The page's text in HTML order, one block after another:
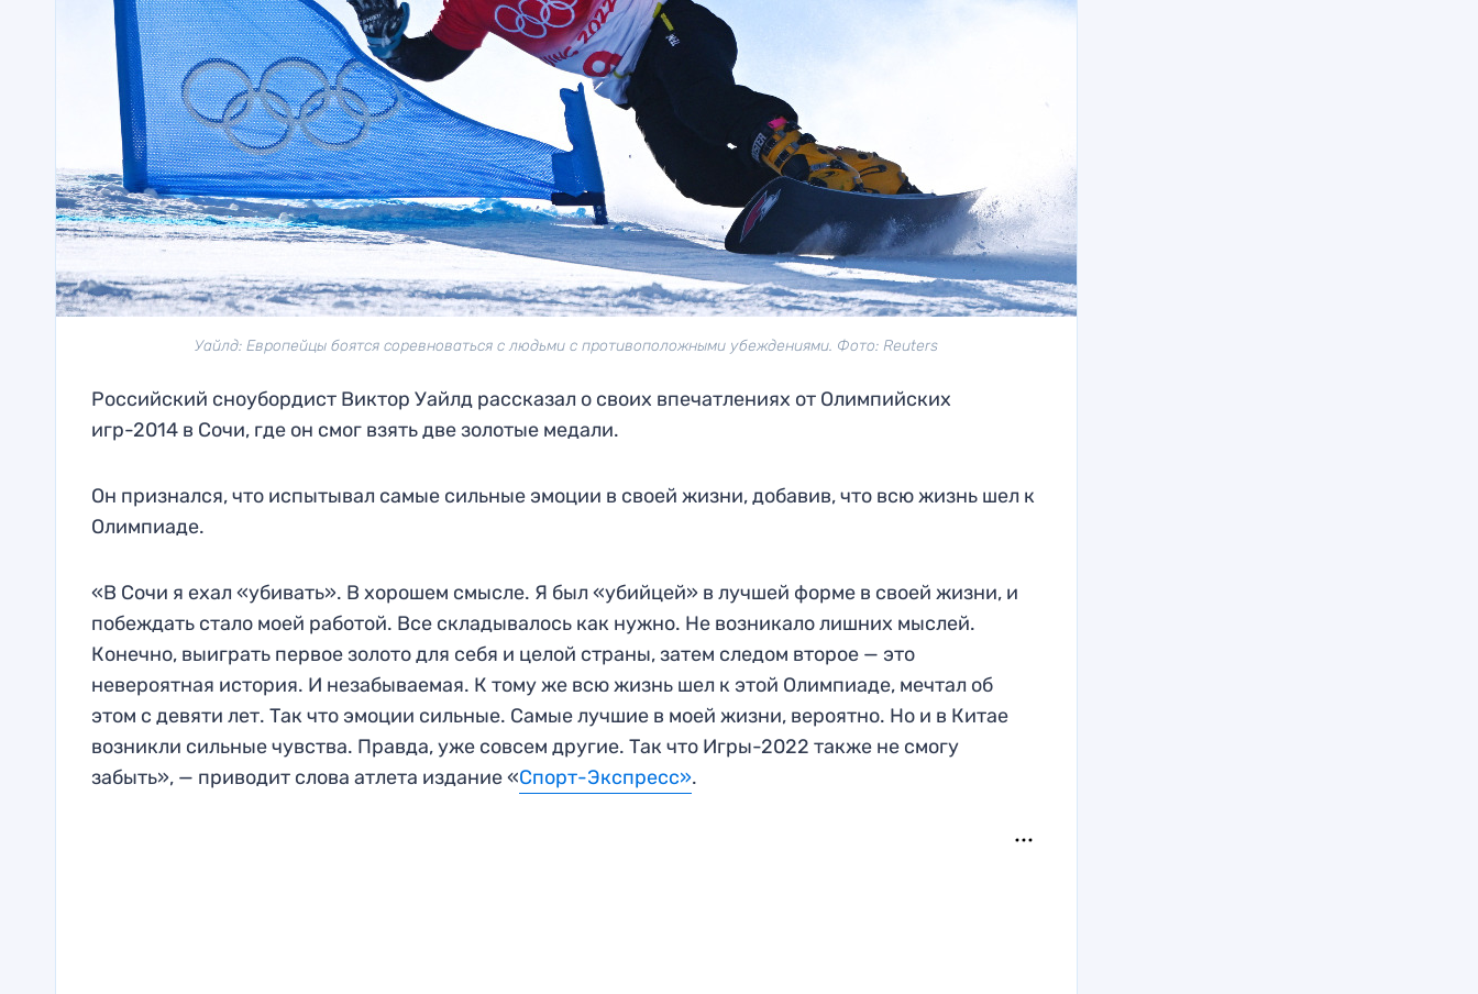
Уайлд: Европейцы боятся соревноваться с людьми с противоположными убеждениями. Фото: Reuters
Российский сноубордист Виктор Уайлд рассказал о своих впечатлениях от Олимпийских
игр-2014 в Сочи, где он смог взять две золотые медали.
Он признался, что испытывал самые сильные эмоции в своей жизни, добавив, что всю жизнь шел к
Олимпиаде.
«В Сочи я ехал «убивать». В хорошем смысле. Я был «убийцей» в лучшей форме в своей жизни, и
побеждать стало моей работой. Все складывалось как нужно. Не возникало лишних мыслей.
Конечно, выиграть первое золото для себя и целой страны, затем следом второе — это
невероятная история. И незабываемая. К тому же всю жизнь шел к этой Олимпиаде, мечтал об
этом с девяти лет. Так что эмоции сильные. Самые лучшие в моей жизни, вероятно. Но и в Китае
возникли сильные чувства. Правда, уже совсем другие. Так что Игры-2022 также не смогу
забыть», — приводит слова атлета издание «Спорт-Экспресс».